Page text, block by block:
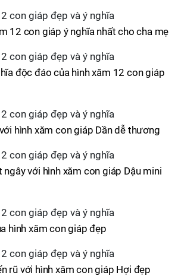
12 con giáp ý nghĩa nhất cho cha mẹ
độc đáo của hình xăm 12 con giáp
hình xăm con giáp Dần dễ thương
với hình xăm con giáp Dậu mini
hình xăm con giáp đẹp
rũ với hình xăm con giáp Hợi đẹp